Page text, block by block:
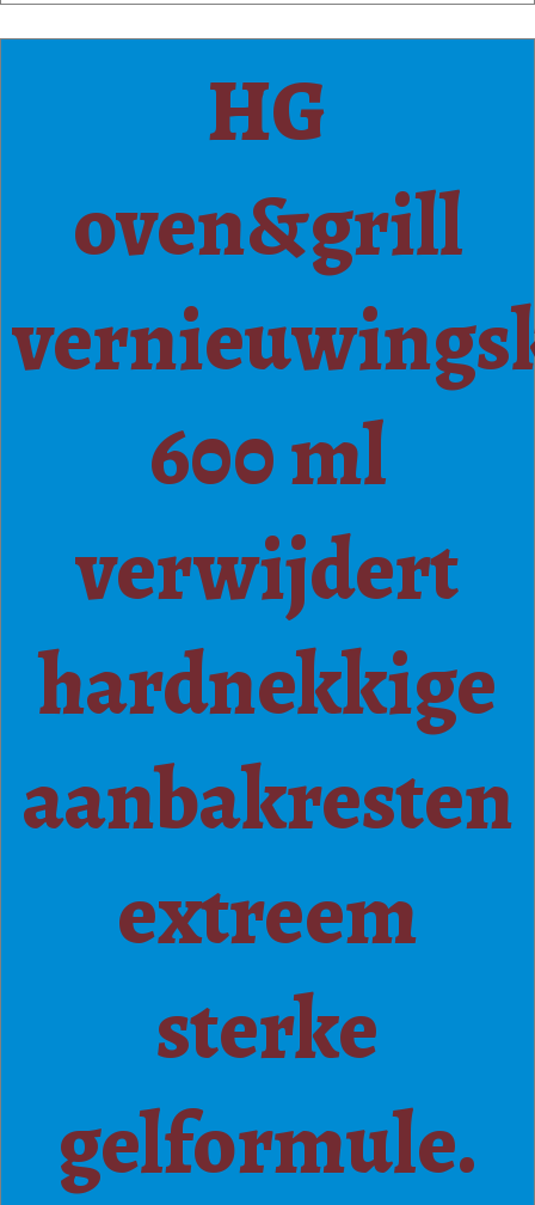
HG
oven&grill
600 ml
verwijdert
hardnekkige
aanbakresten
extreem
sterke
gelformule.